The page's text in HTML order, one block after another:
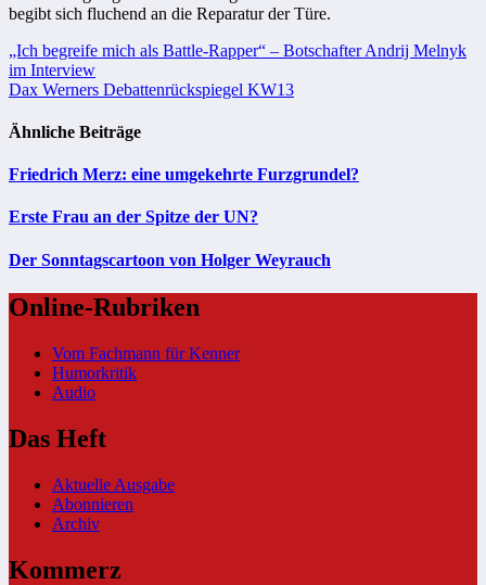
begibt sich fluchend an die Reparatur der Türe.
Beitragsnavigation
„Ich begreife mich als Battle-Rapper“ – Botschafter Andrij Melnyk
im Interview
Dax Werners Debattenrückspiegel KW13
Ähnliche Beiträge
Friedrich Merz: eine umgekehrte Furzgrundel?
Erste Frau an der Spitze der UN?
Der Sonntagscartoon von Holger Weyrauch
Online-Rubriken
Vom Fachmann für Kenner
Humorkritik
Audio
Das Heft
Aktuelle Ausgabe
Abonnieren
Archiv
Kommerz